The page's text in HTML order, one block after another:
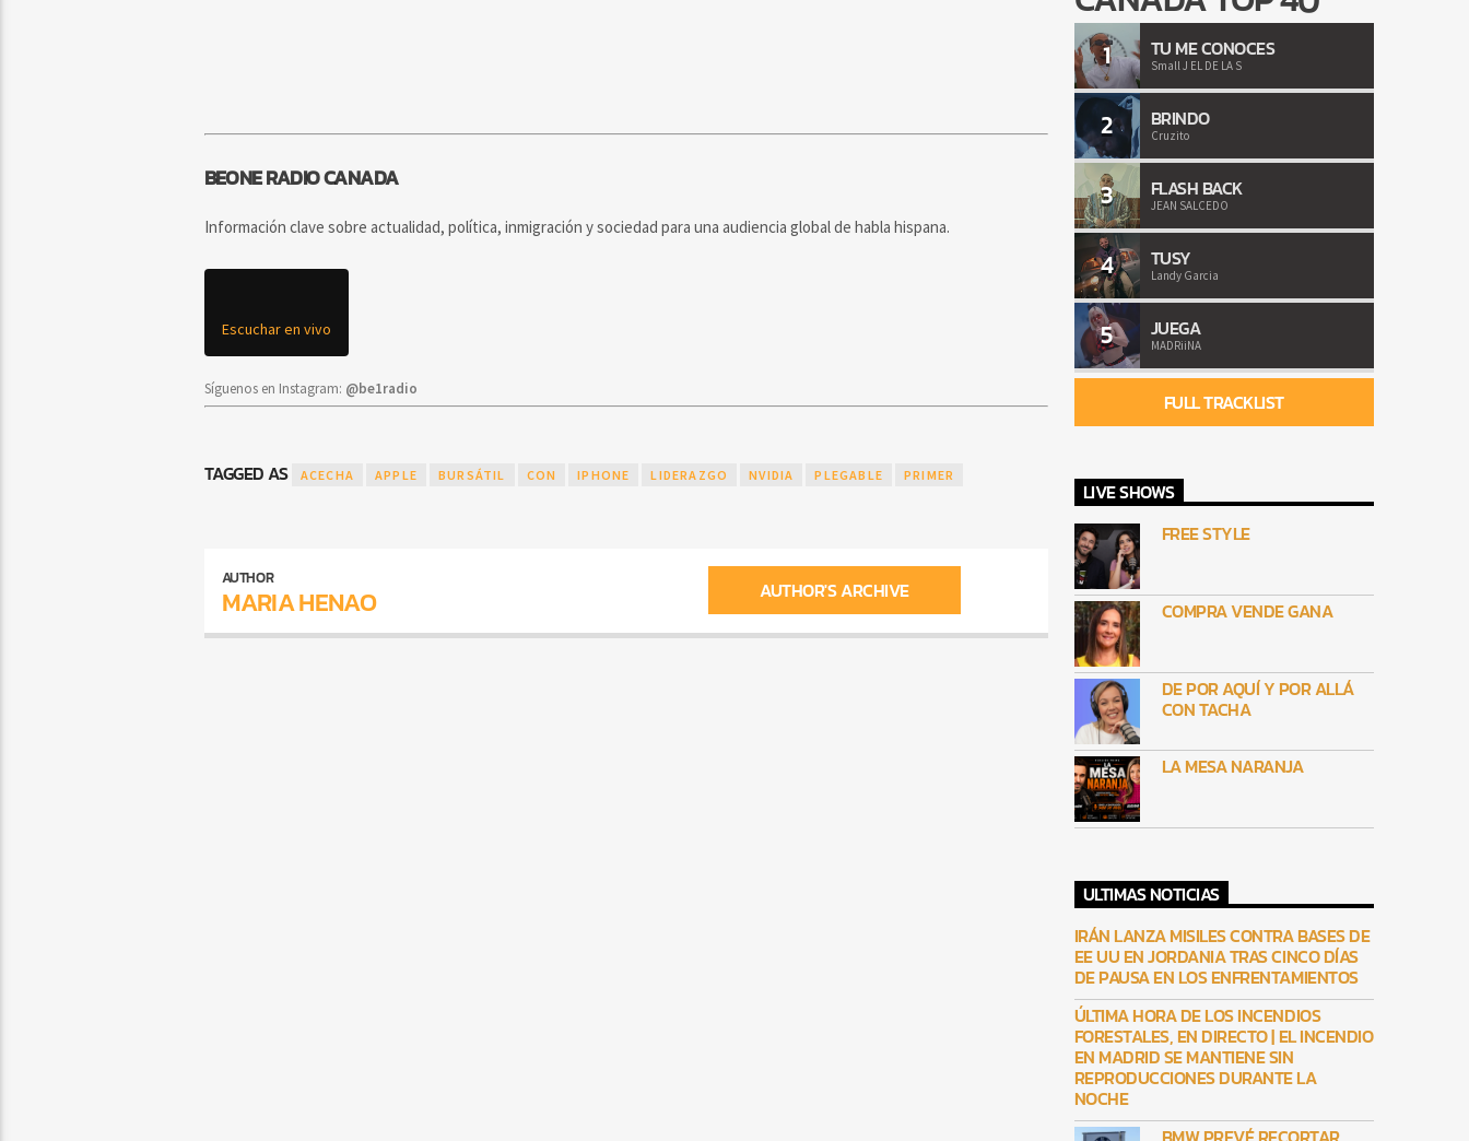
BEONE RADIO CANADA
Información clave sobre actualidad, política, inmigración y sociedad para una audiencia global de habla hispana.
Escuchar en vivo
Síguenos en Instagram: @be1radio
TAGGED AS ACECHA APPLE BURSÁTIL CON IPHONE LIDERAZGO NVIDIA PLEGABLE PRIMER
AUTHOR
MARIA HENAO AUTHOR'S ARCHIVE
1 TU ME CONOCES
Small J EL DE LA S
2 BRINDO
Cruzito
3 FLASH BACK
JEAN SALCEDO
4 TUSY
Landy Garcia
5 JUEGA
MADRiiNA
FULL TRACKLIST
LIVE SHOWS
FREE STYLE
COMPRA VENDE GANA
DE POR AQUÍ Y POR ALLÁ
CON TACHA
LA MESA NARANJA
ULTIMAS NOTICIAS
IRÁN LANZA MISILES CONTRA BASES DE
EE UU EN JORDANIA TRAS CINCO DÍAS
DE PAUSA EN LOS ENFRENTAMIENTOS
ÚLTIMA HORA DE LOS INCENDIOS
FORESTALES, EN DIRECTO | EL INCENDIO
EN MADRID SE MANTIENE SIN
REPRODUCCIONES DURANTE LA
NOCHE